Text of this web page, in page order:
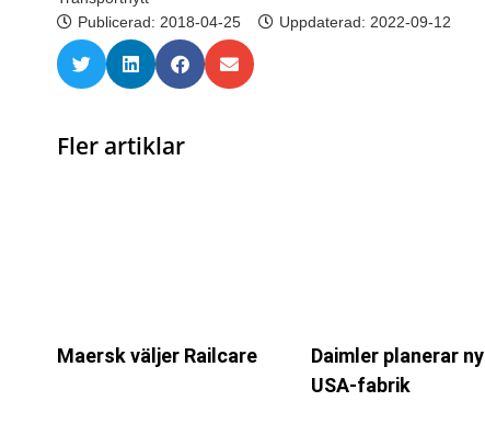
Publicerad: 2018-04-25 Uppdaterad: 2022-09-12
Fler artiklar
Maersk väljer Railcare
Daimler planerar ny
USA-fabrik